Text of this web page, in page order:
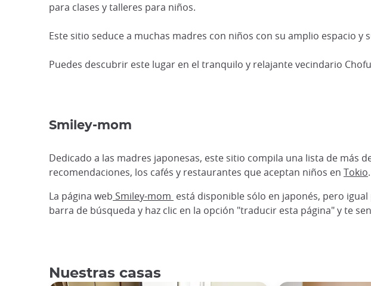
para clases y talleres para niños.
Este sitio seduce a muchas madres con niños con su amplio espacio
Puedes descubrir este lugar en el tranquilo y relajante vecindario
Smiley-mom
Dedicado a las madres japonesas, este sitio compila una lista de más
recomendaciones, los cafés y restaurantes que aceptan niños en Tokio.
La página web Smiley-mom está disponible sólo en japonés, pero
barra de búsqueda y haz clic en la opción "traducir esta página" y te
Nuestras casas